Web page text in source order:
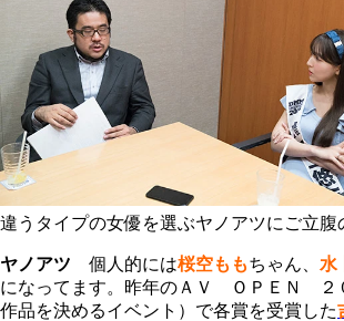
違うタイプの女優を選ぶヤノアツにご立腹
ヤノアツ 個人的には桜空ももちゃん、 水
になってます。昨年のＡＶ ＯＰＥＮ ２
作品を決めるイベント）で各賞を受賞した